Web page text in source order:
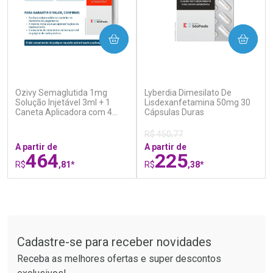
Ativar Desconto
Por R$ 34,39/cada
Comprar sem Desconto
Ativar Desconto
Comprar sem Desconto
Por R$ 15,19/cada
Comprar sem Desconto
Ozivy Semaglutida 1mg
Solução Injetável 3ml + 1
Caneta Aplicadora com 4
A partir de
R$464,81*
COMPRAR
Lyberdia Dimesilato De
Lisdexanfetamina 50mg 30
Cápsulas Duras
R$ 450,77
A partir de
R$225,38*
COMPRAR
Cadastre-se para receber novidades
Receba as melhores ofertas e super descontos